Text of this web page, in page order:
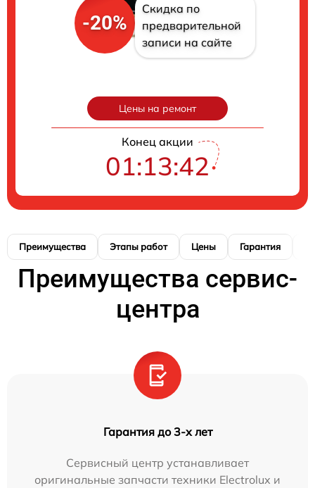
-20%
Скидка по
предварительной
записи на сайте
Цены на ремонт
Конец акции
01:13:41
Преимущества Этапы работ Цены Гарантия
Преимущества сервис-
центра
Гарантия до 3-х лет
Сервисный центр устанавливает
оригинальные запчасти техники Electrolux и